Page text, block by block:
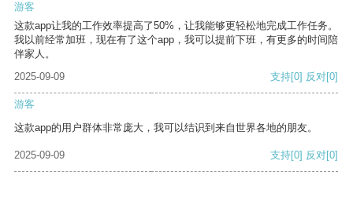
游客
这款app让我的工作效率提高了50%，让我能够更轻松地完成工作任务。
我以前经常加班，现在有了这个app，我可以提前下班，有更多的时间陪
伴家人。
2025-09-09
支持[0] 反对[0]
游客
这款app的用户群体非常庞大，我可以结识到来自世界各地的朋友。
2025-09-09 支持[0] 反对[0]